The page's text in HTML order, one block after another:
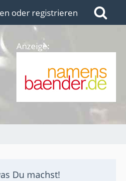
oder registrieren
Anzeige:
Du machst!